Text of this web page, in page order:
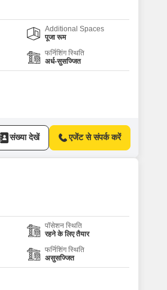
Additional Spaces
पूजा रूम
फर्निशिंग स्थिति
अर्ध-सुसज्जित
संख्या देखें एजेंट से संपर्क करें
पॉसेशन स्थिति
रहने के लिए तैयार
फर्निशिंग स्थिति
असुसज्जित